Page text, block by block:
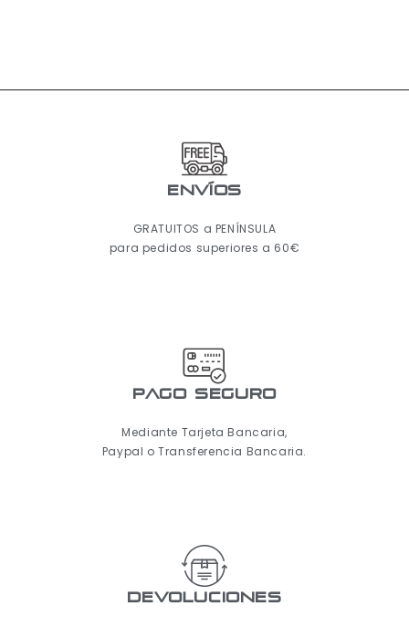
ENVÍOS
GRATUITOS a PENÍNSULA
para pedidos superiores a 60€
pago seguro
Mediante Tarjeta Bancaria,
Paypal o Transferencia Bancaria.
Devoluciones